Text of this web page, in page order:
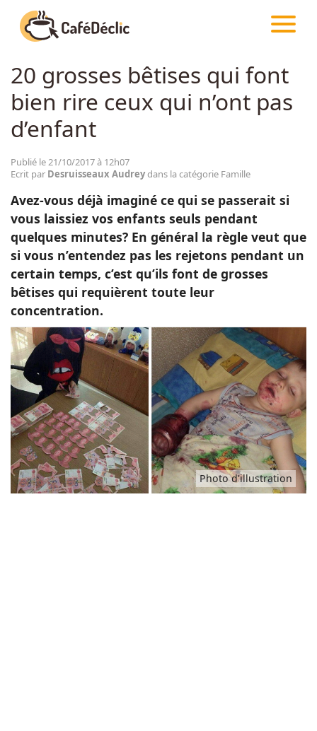
Créativité
Astuces
Divertissement
Insolite
Emotion
Animaux
Famille
Santé
CAFÉDÉCLIC ARTICLES FAMILLE
20 grosses bêtises qui font
bien rire ceux qui n’ont pas
d’enfant
Publié le 21/10/2017 à 12h07
Ecrit par Desruisseaux Audreydans la catégorie Famille
Avez-vous déjà imaginé ce qui se passerait si
vous laissiez vos enfants seuls pendant
quelques minutes? En général la règle veut que
si vous n’entendez pas les rejetons pendant un
certain temps, c’est qu’ils font de grosses
bêtises qui requièrent toute leur
concentration.
Photo d'illustration